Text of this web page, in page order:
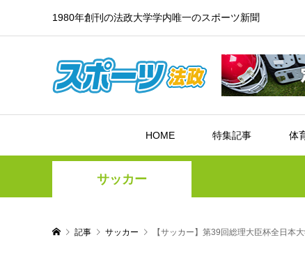
1980年創刊の法政大学学内唯一のスポーツ新聞
HOME 特集記事 体
サッカー
記事 サッカー 【サッカー】第39回総理大臣杯全日